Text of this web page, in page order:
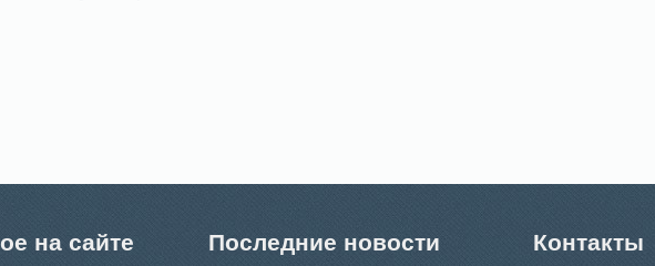
на сайте Последние новости Контакты